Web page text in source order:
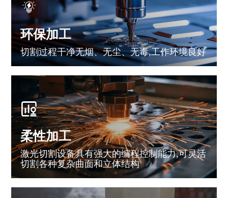
环保加工
切割过程干净无烟、无尘、无毒,工作环境良好
柔性加工
激光切割设备具有强大的编程控制能力,可灵活
切割各种复杂曲面和立体结构